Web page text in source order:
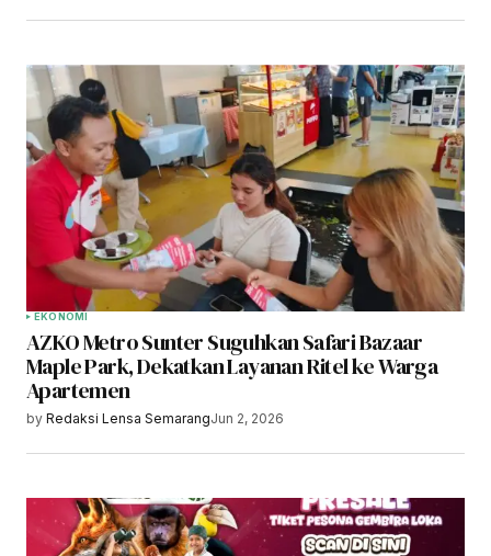
EKONOMI
AZKO Metro Sunter Suguhkan Safari Bazaar
Maple Park, Dekatkan Layanan Ritel ke Warga
Apartemen
by Redaksi Lensa SemarangJun 2, 2026